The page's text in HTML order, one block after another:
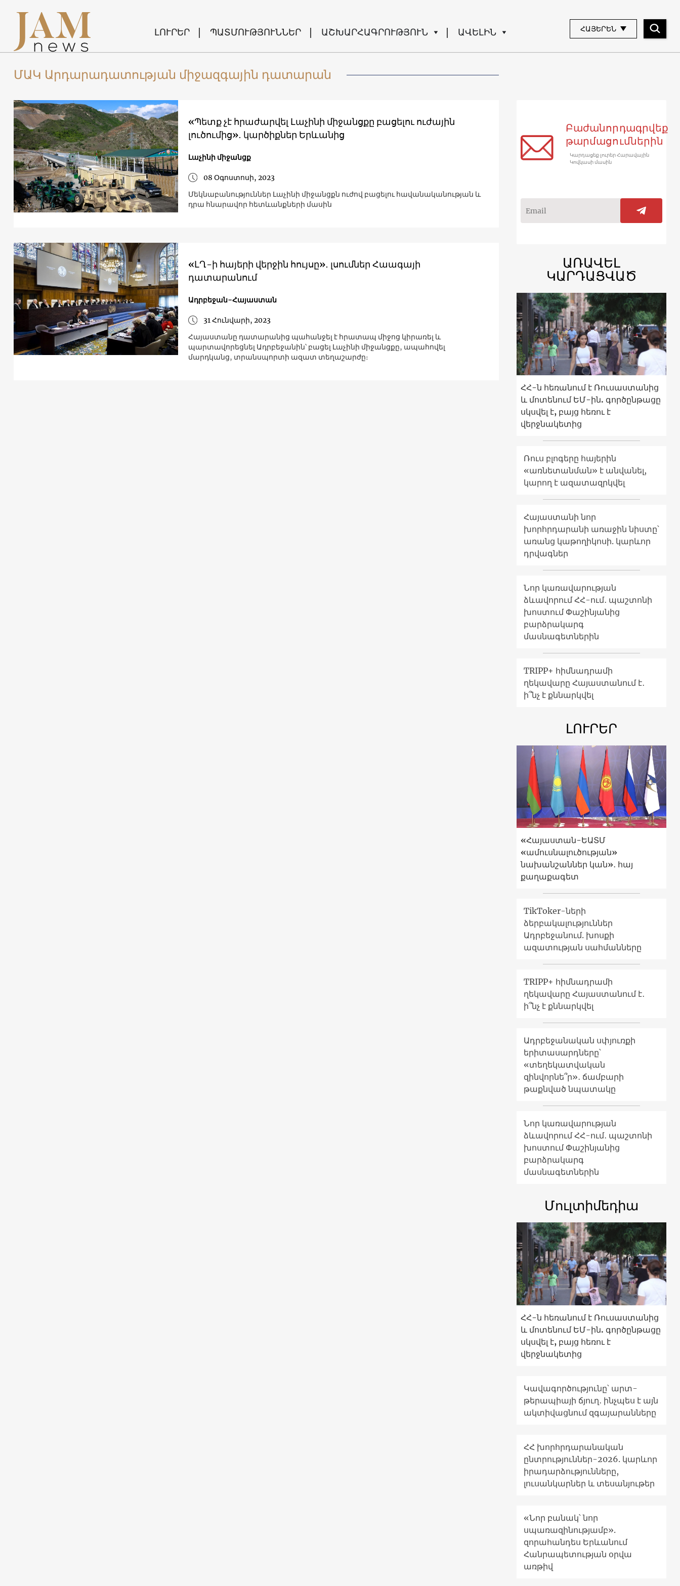
ԼՈՒՐԵՐ ՊԱՏՄՈՒԹՅՈՒՆՆԵՐ ԱՇԽԱՐՀԱԳՐՈՒԹՅՈՒՆ ԱՎԵԼԻՆ ՀԱՅԵՐԵՆ
ՄԱԿ Արդարադատության միջազգային դատարան
«Պետք չէ հրաժարվել Լաչինի միջանցքը բացելու ուժային
լուծումից»․ կարծիքներ Երևանից
Լաչինի միջանցք
08 Օգոստոսի, 2023
Մեկնաբանություններ Լաչինի միջանցքն ուժով բացելու հավանականության և
դրա հնարավոր հետևանքների մասին
«ԼՂ-ի հայերի վերջին հույսը»․ լսումներ Հաագայի
դատարանում
Ադրբեջան-Հայաստան
31 Հունվարի, 2023
Հայաստանը դատարանից պահանջել է հրատապ միջոց կիրառել և
պարտավորեցնել Ադրբեջանին՝ բացել Լաչինի միջանցքը, ապահովել
մարդկանց, տրանսպորտի ազատ տեղաշարժը։
Բաժանորդագրվեք
թարմացումներին
Կարդացեք լուրեր Հարավային
Կովկասի մասին
ԱՌԱՎԵԼ
ԿԱՐԴԱՑՎԱԾ
ՀՀ-ն հեռանում է Ռուսաստանից
և մոտենում ԵՄ-ին. գործընթացը
սկսվել է, բայց հեռու է
վերջնակետից
Ռուս բլոգերը հայերին
«առնետանման» է անվանել,
կարող է ազատազրկվել
Հայաստանի նոր
խորհրդարանի առաջին նիստը՝
առանց կաթողիկոսի. կարևոր
դրվագներ
Նոր կառավարության
ձևավորում ՀՀ-ում․ պաշտոնի
խոստում Փաշինյանից
բարձրակարգ
մասնագետներին
TRIPP+ հիմնադրամի
ղեկավարը Հայաստանում է․
ի՞նչ է քննարկվել
ԼՈՒՐԵՐ
«Հայաստան-ԵԱՏՄ
«ամուսնալուծության»
նախանշաններ կան»․ հայ
քաղաքագետ
TikToker-ների
ձերբակալություններ
Ադրբեջանում. խոսքի
ազատության սահմանները
TRIPP+ հիմնադրամի
ղեկավարը Հայաստանում է․
ի՞նչ է քննարկվել
Ադրբեջանական սփյուռքի
երիտասարդները՝
«տեղեկատվական
զինվորնե՞ր»․ ճամբարի
թաքնված նպատակը
Նոր կառավարության
ձևավորում ՀՀ-ում․ պաշտոնի
խոստում Փաշինյանից
բարձրակարգ
մասնագետներին
Մուլտիմեդիա
ՀՀ-ն հեռանում է Ռուսաստանից
և մոտենում ԵՄ-ին. գործընթացը
սկսվել է, բայց հեռու է
վերջնակետից
Կավագործությունը՝ արտ-
թերապիայի ճյուղ․ ինչպես է այն
ակտիվացնում զգայարանները
ՀՀ խորհրդարանական
ընտրություններ-2026. կարևոր
իրադարձությունները,
լուսանկարներ և տեսանյութեր
«Նոր բանակ՝ նոր
սպառազինությամբ».
զորահանդես Երևանում
Հանրապետության օրվա
առթիվ